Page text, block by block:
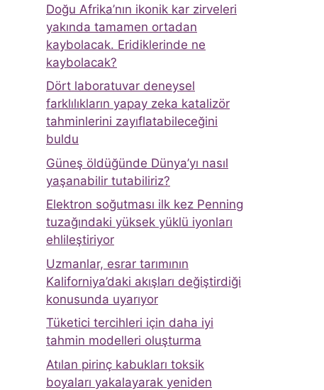
Doğu Afrika’nın ikonik kar zirveleri
yakında tamamen ortadan
kaybolacak. Eridiklerinde ne
kaybolacak?
Dört laboratuvar deneysel
farklılıkların yapay zeka katalizör
tahminlerini zayıflatabileceğini
buldu
Güneş öldüğünde Dünya’yı nasıl
yaşanabilir tutabiliriz?
Elektron soğutması ilk kez Penning
tuzağındaki yüksek yüklü iyonları
ehlileştiriyor
Uzmanlar, esrar tarımının
Kaliforniya’daki akışları değiştirdiği
konusunda uyarıyor
Tüketici tercihleri ​​için daha iyi
tahmin modelleri oluşturma
Atılan pirinç kabukları toksik
boyaları yakalayarak yeniden